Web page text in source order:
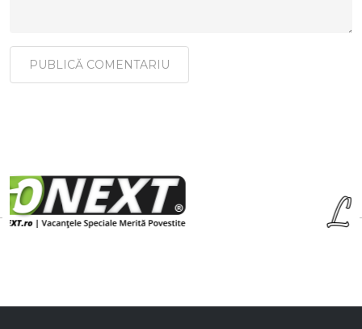
PUBLICĂ COMENTARIU